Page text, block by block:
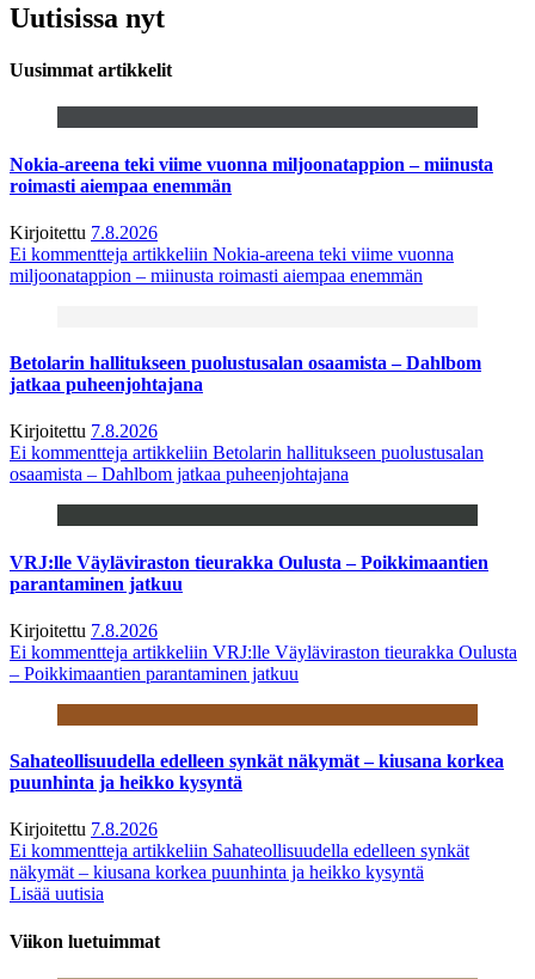
Uutisissa nyt
Uusimmat artikkelit
Nokia-areena teki viime vuonna miljoonatappion – miinusta
roimasti aiempaa enemmän
Kirjoitettu 7.8.2026
Ei kommentteja artikkeliin Nokia-areena teki viime vuonna
miljoonatappion – miinusta roimasti aiempaa enemmän
Betolarin hallitukseen puolustusalan osaamista – Dahlbom
jatkaa puheenjohtajana
Kirjoitettu 7.8.2026
Ei kommentteja artikkeliin Betolarin hallitukseen puolustusalan
osaamista – Dahlbom jatkaa puheenjohtajana
VRJ:lle Väyläviraston tieurakka Oulusta – Poikkimaantien
parantaminen jatkuu
Kirjoitettu 7.8.2026
Ei kommentteja artikkeliin VRJ:lle Väyläviraston tieurakka Oulusta
– Poikkimaantien parantaminen jatkuu
Sahateollisuudella edelleen synkät näkymät – kiusana korkea
puunhinta ja heikko kysyntä
Kirjoitettu 7.8.2026
Ei kommentteja artikkeliin Sahateollisuudella edelleen synkät
näkymät – kiusana korkea puunhinta ja heikko kysyntä
Lisää uutisia
Viikon luetuimmat